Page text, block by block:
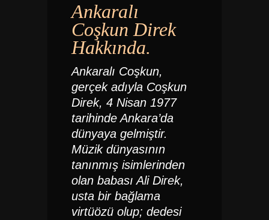
Ankaralı
Coşkun Direk
Hakkında.
Ankaralı Coşkun,
gerçek adıyla Coşkun
Direk, 4 Nisan 1977
tarihinde Ankara’da
dünyaya gelmiştir.
Müzik dünyasının
tanınmış isimlerinden
olan babası Ali Direk,
usta bir bağlama
virtüözü olup; dedesi